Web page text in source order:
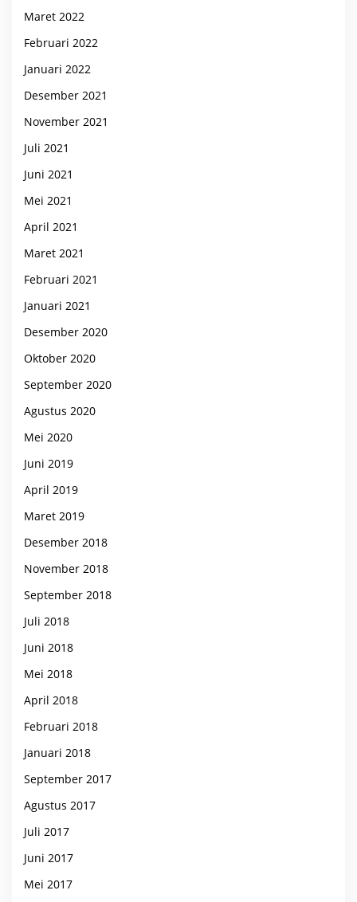
Maret 2022
Februari 2022
Januari 2022
Desember 2021
November 2021
Juli 2021
Juni 2021
Mei 2021
April 2021
Maret 2021
Februari 2021
Januari 2021
Desember 2020
Oktober 2020
September 2020
Agustus 2020
Mei 2020
Juni 2019
April 2019
Maret 2019
Desember 2018
November 2018
September 2018
Juli 2018
Juni 2018
Mei 2018
April 2018
Februari 2018
Januari 2018
September 2017
Agustus 2017
Juli 2017
Juni 2017
Mei 2017